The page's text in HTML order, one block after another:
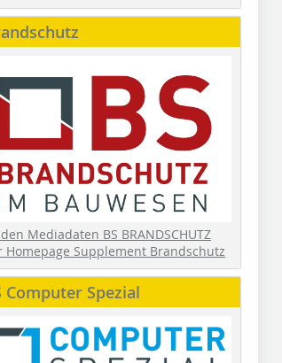
Mediadaten BS BRANDSCHUTZ
Homepage Supplement Brandschutz
Computer Spezial